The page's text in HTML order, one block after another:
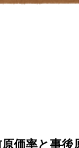
原価率と事